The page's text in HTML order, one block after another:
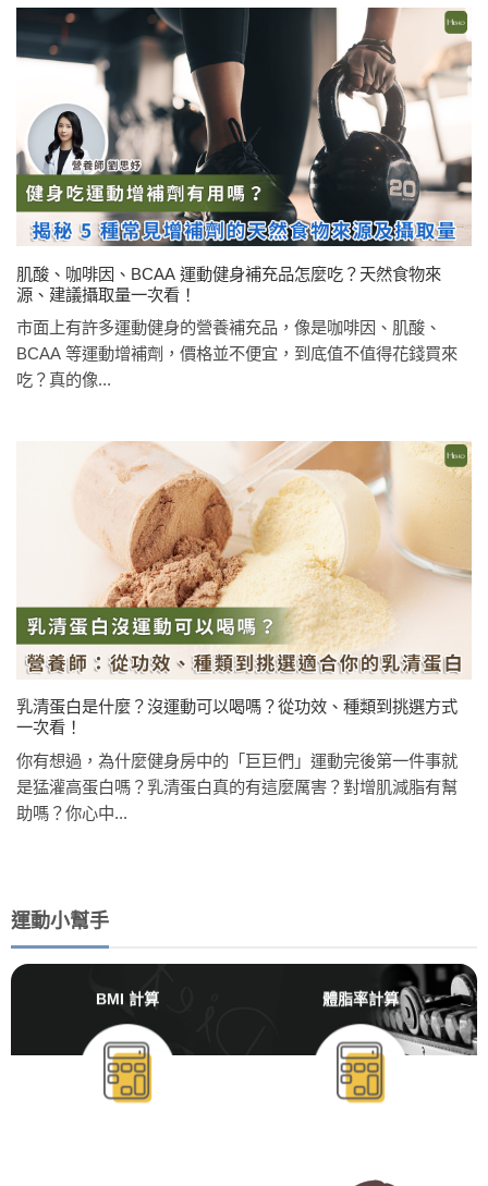
肌酸、咖啡因、BCAA 運動健身補充品怎麼吃？天然食物來
源、建議攝取量一次看！
市面上有許多運動健身的營養補充品，像是咖啡因、肌酸、
BCAA 等運動增補劑，價格並不便宜，到底值不值得花錢買來
吃？真的像...
乳清蛋白是什麼？沒運動可以喝嗎？從功效、種類到挑選方式
一次看！
你有想過，為什麼健身房中的「巨巨們」運動完後第一件事就
是猛灌高蛋白嗎？乳清蛋白真的有這麼厲害？對增肌減脂有幫
助嗎？你心中...
運動小幫手
BMI 計算 體脂率計算